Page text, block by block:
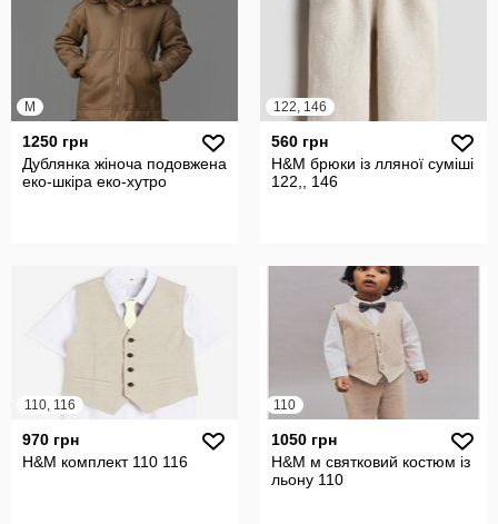
M
1250 грн
Дублянка жіноча подовжена
еко-шкіра еко-хутро
122, 146
560 грн
H&M брюки із лляної суміші
122,, 146
110, 116
970 грн
H&M комплект 110 116
110
1050 грн
H&M м святковий костюм із
льону 110